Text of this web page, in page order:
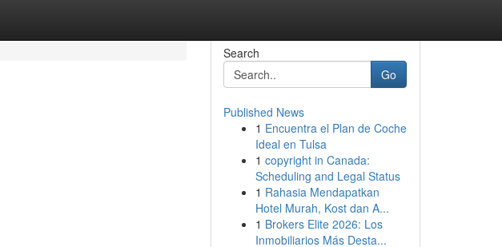
Search
Go
Published News
1 Encuentra el Plan de Coche
Ideal en Tulsa
1 copyright in Canada:
Scheduling and Legal Status
1 Rahasia Mendapatkan
Hotel Murah, Kost dan A...
1 Brokers Elite 2026: Los
Inmobiliarios Más Desta...